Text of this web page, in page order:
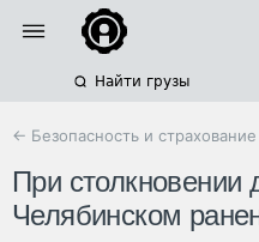
Найти грузы
← Безопасность и страхование
При столкновении
Челябинском